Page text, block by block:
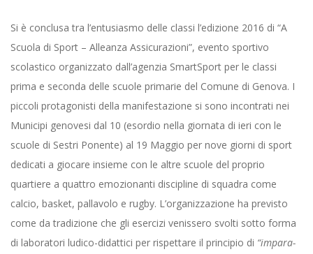
Si è conclusa tra l’entusiasmo delle classi l’edizione 2016 di “A
Scuola di Sport – Alleanza Assicurazioni”, evento sportivo
scolastico organizzato dall’agenzia SmartSport per le classi
prima e seconda delle scuole primarie del Comune di Genova. I
piccoli protagonisti della manifestazione si sono incontrati nei
Municipi genovesi dal 10 (esordio nella giornata di ieri con le
scuole di Sestri Ponente) al 19 Maggio per nove giorni di sport
dedicati a giocare insieme con le altre scuole del proprio
quartiere a quattro emozionanti discipline di squadra come
calcio, basket, pallavolo e rugby. L’organizzazione ha previsto
come da tradizione che gli esercizi venissero svolti sotto forma
di laboratori ludico-didattici per rispettare il principio di “impara-